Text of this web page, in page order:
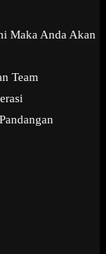
Maka Anda Akan
Team